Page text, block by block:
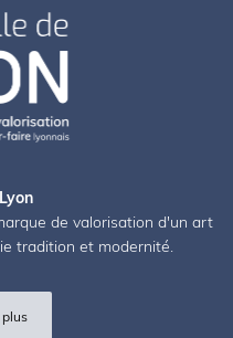
de valorisation d'un art
tradition et modernité.
plus